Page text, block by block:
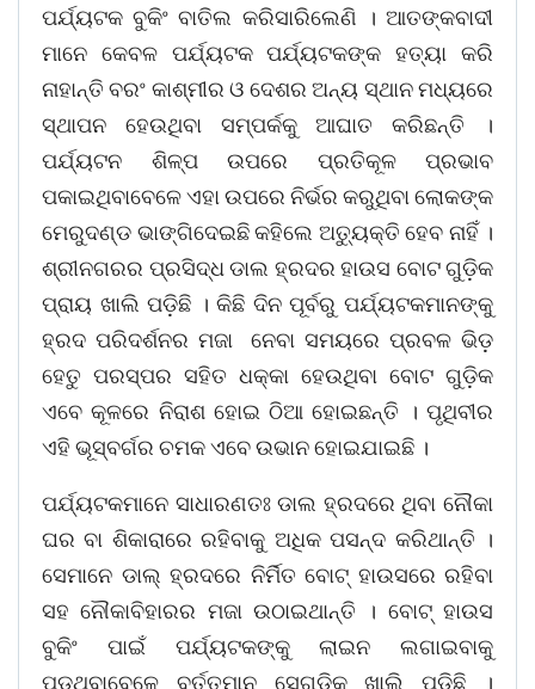
ପର୍ଯ୍ୟଟକ ବୁକିଂ ବାତିଲ କରିସାରିଲେଣି । ଆତଙ୍କବାଦୀ
ମାନେ କେବଳ ପର୍ଯ୍ୟଟକ ପର୍ଯ୍ୟଟକଙ୍କ ହତ୍ୟା କରି
ନାହାନ୍ତି ବରଂ କାଶ୍ମୀର ଓ ଦେଶର ଅନ୍ୟ ସ୍ଥାନ ମଧ୍ୟରେ
ସ୍ଥାପନ ହେଉଥିବା ସମ୍ପର୍କକୁ ଆଘାତ କରିଛନ୍ତି ।
ପର୍ଯ୍ୟଟନ ଶିଳ୍ପ ଉପରେ ପ୍ରତିକୂଳ ପ୍ରଭାବ
ପକାଇଥିବାବେଳେ ଏହା ଉପରେ ନିର୍ଭର କରୁଥିବା ଲୋକଙ୍କ
ମେରୁଦଣ୍ଡ ଭାଙ୍ଗିଦେଇଛି କହିଲେ ଅତ୍ୟୁକ୍ତି ହେବ ନାହିଁ ।
ଶ୍ରୀନଗରର ପ୍ରସିଦ୍ଧ ଡାଲ ହ୍ରଦର ହାଉସ ବୋଟ ଗୁଡ଼ିକ
ପ୍ରାୟ ଖାଲି ପଡ଼ିଛି । କିଛି ଦିନ ପୂର୍ବରୁ ପର୍ଯ୍ୟଟକମାନଙ୍କୁ
ହ୍ରଦ ପରିଦର୍ଶନର ମଜା ନେବା ସମୟରେ ପ୍ରବଳ ଭିଡ଼
ହେତୁ ପରସ୍ପର ସହିତ ଧକ୍କା ହେଉଥିବା ବୋଟ ଗୁଡ଼ିକ
ଏବେ କୂଳରେ ନିରାଶ ହୋଇ ଠିଆ ହୋଇଛନ୍ତି । ପୃଥିବୀର
ଏହି ଭୂସ୍ବର୍ଗର ଚମକ ଏବେ ଉଭାନ ହୋଇଯାଇଛି ।
ପର୍ଯ୍ୟଟକମାନେ ସାଧାରଣତଃ ଡାଲ ହ୍ରଦରେ ଥିବା ନୌକା
ଘର ବା ଶିକାରାରେ ରହିବାକୁ ଅଧିକ ପସନ୍ଦ କରିଥାନ୍ତି ।
ସେମାନେ ଡାଲ୍‌ ହ୍ରଦରେ ନିର୍ମିତ ବୋଟ୍‌ ହାଉସରେ ରହିବା
ସହ ନୌକାବିହାରର ମଜା ଉଠାଇଥାନ୍ତି । ବୋଟ୍‌ ହାଉସ
ବୁକିଂ ପାଇଁ ପର୍ଯ୍ୟଟକଙ୍କୁ ଲାଇନ ଲଗାଇବାକୁ
ପଡୁଥିବାବେଳେ ବର୍ତ୍ତମାନ ସେଗୁଡିକ ଖାଲି ପଡିଛି ।